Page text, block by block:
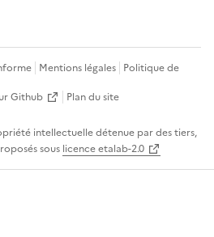
Mentions légales Politique de
Github Plan du site
intellectuelle détenue par des tiers,
sous licence etalab-2.0